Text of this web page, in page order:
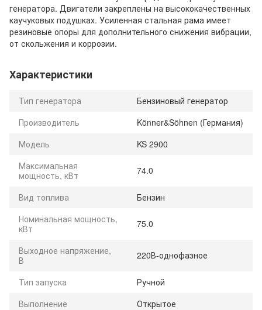
генератора. Двигатели закреплены на высококачественных
каучуковых подушках. Усиленная стальная рама имеет
резиновые опоры для дополнительного снижения вибрации,
от скольжения и коррозии.
Характеристики
Тип генератора
Бензиновый генератор
Производитель
Könner&Söhnen (Германия)
Модель
KS 2900
Максимальная
мощность, кВт
74.0
Вид топлива
Бензин
Номинальная мощность,
кВт
75.0
Выходное напряжение,
В
220В-однофазное
Тип запуска
Ручной
Выполнение
Открытое